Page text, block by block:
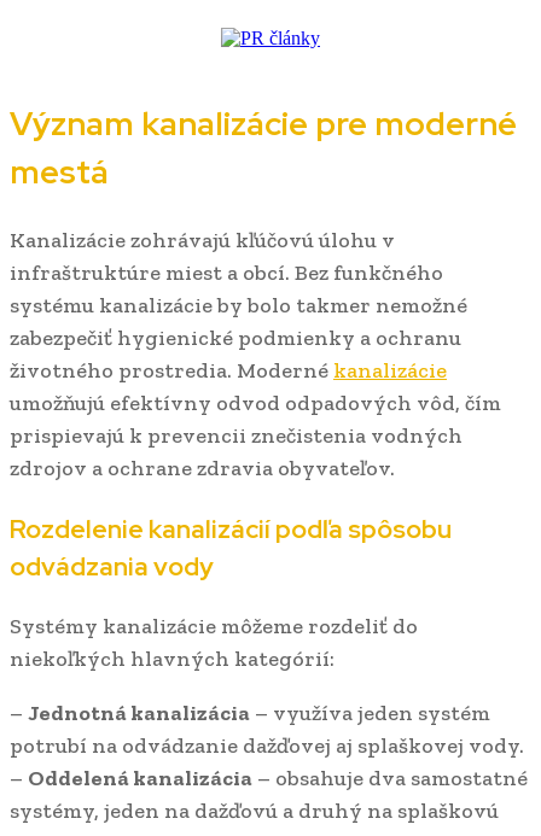
Význam kanalizácie pre moderné
mestá
Kanalizácie zohrávajú kľúčovú úlohu v
infraštruktúre miest a obcí. Bez funkčného
systému kanalizácie by bolo takmer nemožné
zabezpečiť hygienické podmienky a ochranu
životného prostredia. Moderné kanalizácie
umožňujú efektívny odvod odpadových vôd, čím
prispievajú k prevencii znečistenia vodných
zdrojov a ochrane zdravia obyvateľov.
Rozdelenie kanalizácií podľa spôsobu
odvádzania vody
Systémy kanalizácie môžeme rozdeliť do
niekoľkých hlavných kategórií:
– Jednotná kanalizácia – využíva jeden systém
potrubí na odvádzanie dažďovej aj splaškovej vody.
– Oddelená kanalizácia – obsahuje dva samostatné
systémy, jeden na dažďovú a druhý na splaškovú